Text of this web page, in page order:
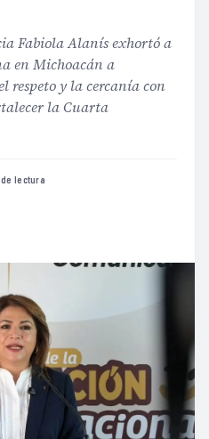
Fabiola Alanís exhortó a
en Michoacán a
y la cercanía con
la Cuarta
lectura·